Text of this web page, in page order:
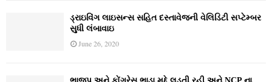
ડ્રાઇવિંગ લાઇસન્સ સહિત દસ્તાવેજની વેલિડિટી સપ્ટેમ્બર
સુધી લંબાવાઇ
June 26, 2020